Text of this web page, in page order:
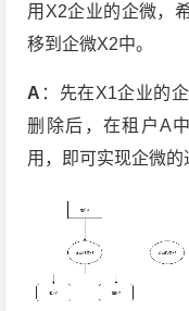
用X2企业的企微，
移到企微X2中。
A ：先在X1企业的
删除后，在租户A
用，即可实现企微的